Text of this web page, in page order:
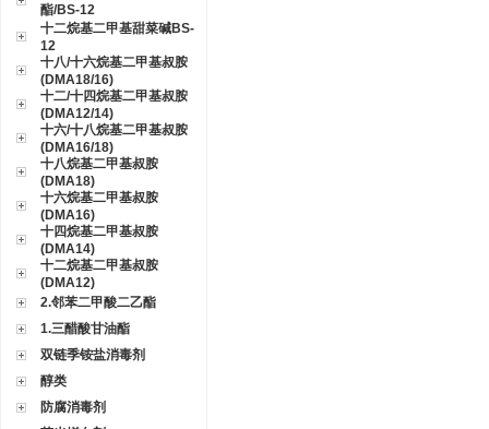
酯/BS-12
十二烷基二甲基甜菜碱BS-
12
十八/十六烷基二甲基叔胺
(DMA18/16)
十二/十四烷基二甲基叔胺
(DMA12/14)
十六/十八烷基二甲基叔胺
(DMA16/18)
十八烷基二甲基叔胺
(DMA18)
十六烷基二甲基叔胺
(DMA16)
十四烷基二甲基叔胺
(DMA14)
十二烷基二甲基叔胺
(DMA12)
2.邻苯二甲酸二乙酯
1.三醋酸甘油酯
双链季铵盐消毒剂
醇类
防腐消毒剂